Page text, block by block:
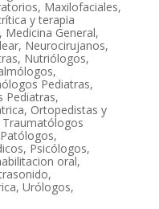
, Maxilofaciales,
y terapia
, Medicina General,
, Neurocirujanos,
, Nutriólogos,
,
Pediatras,
Pediatras,
, Ortopedistas y
Patólogos,
, Psicólogos,
oral,
,
, Urólogos,